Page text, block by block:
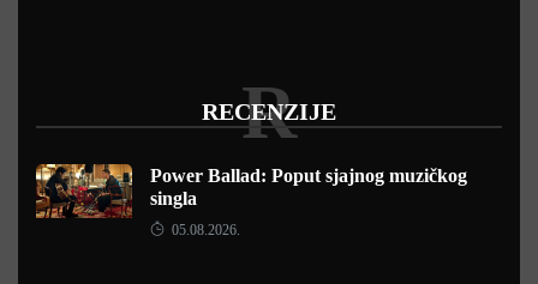
RECENZIJE
R
Power Ballad: Poput sjajnog muzičkog
singla
05.08.2026.